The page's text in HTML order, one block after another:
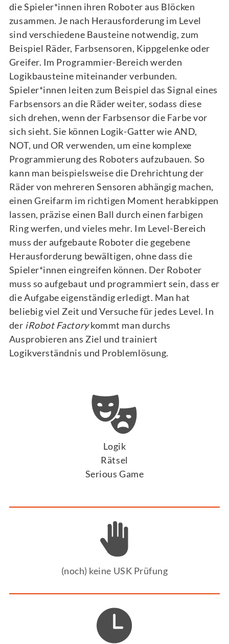
die Spieler*innen ihren Roboter aus Blöcken
zusammen. Je nach Herausforderung im Level
sind verschiedene Bausteine notwendig, zum
Beispiel Räder, Farbsensoren, Kippgelenke oder
Greifer. Im Programmier-Bereich werden
Logikbausteine miteinander verbunden.
Spieler*innen leiten zum Beispiel das Signal eines
Farbsensors an die Räder weiter, sodass diese
sich drehen, wenn der Farbsensor die Farbe vor
sich sieht. Sie können Logik-Gatter wie AND,
NOT, und OR verwenden, um eine komplexe
Programmierung des Roboters aufzubauen. So
kann man beispielsweise die Drehrichtung der
Räder von mehreren Sensoren abhängig machen,
einen Greifarm im richtigen Moment herabkippen
lassen, präzise einen Ball durch einen farbigen
Ring werfen, und vieles mehr. Im Level-Bereich
muss der aufgebaute Roboter die gegebene
Herausforderung bewältigen, ohne dass die
Spieler*innen eingreifen können. Der Roboter
muss so aufgebaut und programmiert sein, dass er
die Aufgabe eigenständig erledigt. Man hat
beliebig viel Zeit und Versuche für jedes Level. In
der iRobot Factorykommt man durchs
Ausprobieren ans Ziel und trainiert
Logikverständnis und Problemlösung.
Logik
Rätsel
Serious Game
(noch) keine USK Prüfung